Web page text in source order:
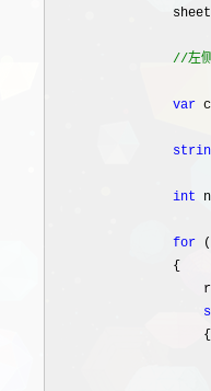
//左
var
int
for (
                {
                    {